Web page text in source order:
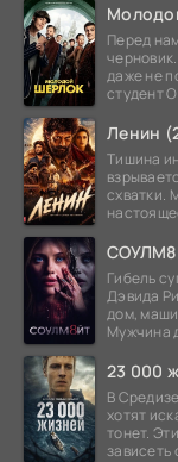
Перед
даже не
студент
Ленин
Тишина
схватки.
Гибель
Дэвида
дом,
Мужчина
23 000
В
хотят
тонет.
зависеть